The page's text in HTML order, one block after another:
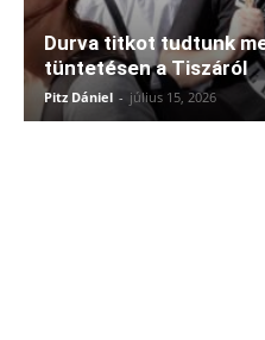
Durva titkot tudtunk
tüntetésen a Tiszáról
Pitz Dániel - július 15, 2026